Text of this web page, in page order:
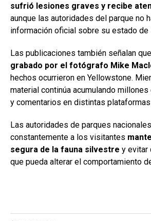
sufrió lesiones graves y recibe
aunque las autoridades del parque no
información oficial sobre su estado de
Las publicaciones también señalan que
grabado por el fotógrafo Mike
hechos ocurrieron en Yellowstone.
material continúa acumulando
y comentarios en distintas
Las autoridades de parques
constantemente a los visitantes
segura de la fauna silvestre y evitar
que pueda alterar el comportamiento